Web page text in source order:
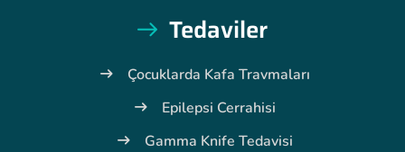
Tedaviler
Çocuklarda Kafa Travmaları
Epilepsi Cerrahisi
Gamma Knife Tedavisi